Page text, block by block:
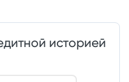
историей